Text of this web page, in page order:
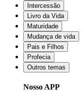
Intercessão
Livro da Vida
Maturidade
Mudança de vida
Pais e Filhos
Profecia
Outros temas
Nosso APP